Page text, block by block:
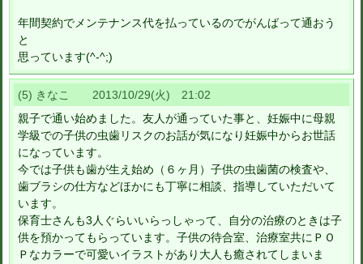
年間契約でメンテナンス代を払っているのでがんばって通おう
と
思っています(^-^;)
(5) きなこ 2013/10/29(火) 21:02
親子で通い始めました。友人が通っていた事と、妊娠中に母親
学級での子供の虫歯リスクのお話が気になり妊娠中からお世話
になっています。
今では子供も歯が生え始め（６ヶ月）子供の虫歯菌の検査や、
歯ブラシの仕方などほかにも丁寧に相談、指導していただいて
います。
保育士さんも3人ぐらいいらっしゃって、自分の治療のときは子
供を預かってもらっています。子供の待合室、治療室共にＰＯ
Ｐなカラーで可愛いイラストがあり大人も癒されてしまいま